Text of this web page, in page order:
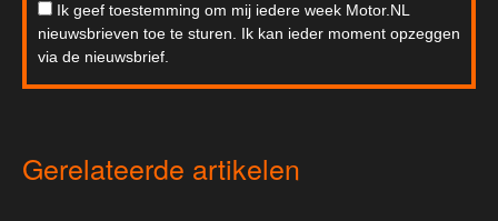
Ik geef toestemming om mij iedere week Motor.NL
nieuwsbrieven toe te sturen. Ik kan ieder moment opzeggen
via de nieuwsbrief.
Gerelateerde artikelen